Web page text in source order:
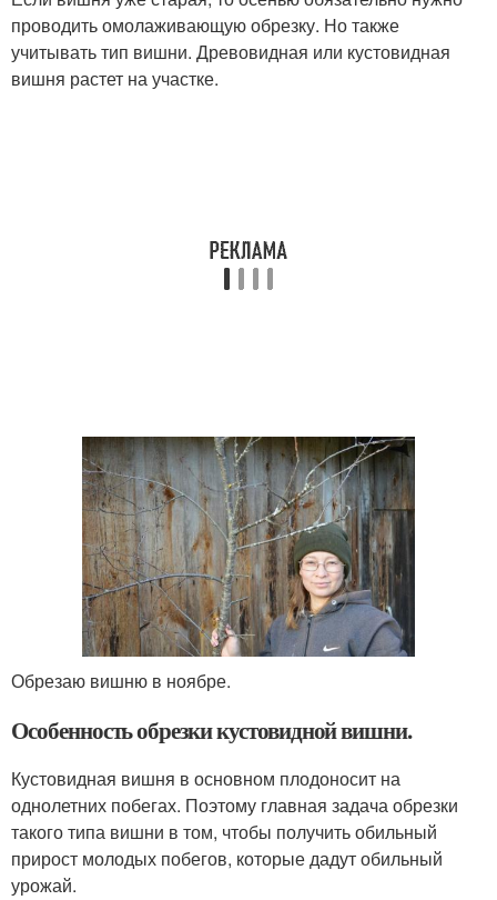
проводить омолаживающую обрезку. Но также
учитывать тип вишни. Древовидная или кустовидная
вишня растет на участке.
Обрезаю вишню в ноябре.
Особенность обрезки кустовидной вишни.
Кустовидная вишня в основном плодоносит на
однолетних побегах. Поэтому главная задача обрезки
такого типа вишни в том, чтобы получить обильный
прирост молодых побегов, которые дадут обильный
урожай.